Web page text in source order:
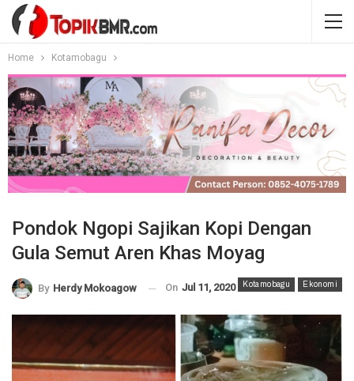
Home Kotamobagu
Pondok Ngopi Sajikan Kopi Dengan
Gula Semut Aren Khas Moyag
Kotamobagu Ekonomi
By Herdy Mokoagow On Jul 11, 2020